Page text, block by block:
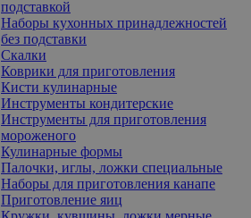
подставкой
Наборы кухонных принадлежностей
без подставки
Скалки
Коврики для приготовления
Кисти кулинарные
Инструменты кондитерские
Инструменты для приготовления
мороженого
Кулинарные формы
Палочки, иглы, ложки специальные
Наборы для приготовления канапе
Приготовление яиц